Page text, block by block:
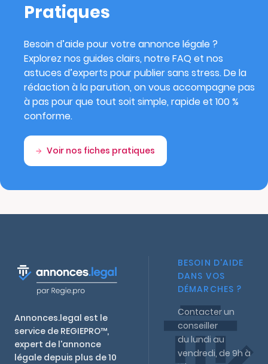
Pratiques
Besoin d’aide pour votre annonce légale ?
Explorez nos guides clairs, notre FAQ et nos
astuces d’experts pour publier sans stress. De la
rédaction à la parution, on vous accompagne pas
à pas pour que tout soit simple, rapide et 100 %
conforme.
Voir nos fiches pratiques
Annonces.legal est le
service de REGIEPRO™,
expert de l'annonce
légale depuis plus de 10
BESOIN D'AIDE
DANS VOS
DÉMARCHES ?
Contacter un
conseiller
du lundi au
vendredi, de 9h à